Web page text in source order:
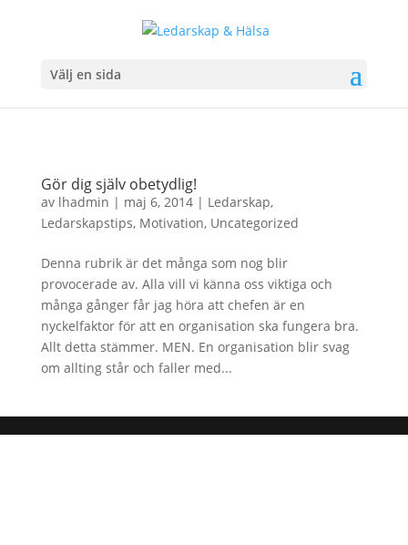
Välj en sida
Gör dig själv obetydlig!
av lhadmin | maj 6, 2014| Ledarskap,
Ledarskapstips, Motivation, Uncategorized
Denna rubrik är det många som nog blir
provocerade av. Alla vill vi känna oss viktiga och
många gånger får jag höra att chefen är en
nyckelfaktor för att en organisation ska fungera bra.
Allt detta stämmer. MEN. En organisation blir svag
om allting står och faller med...